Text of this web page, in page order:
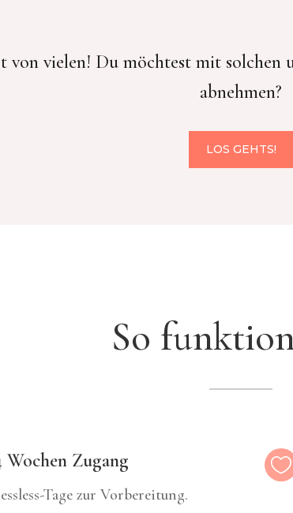
von vielen! Du möchtest mit
abnehmen?
LOS GEHTS!
So
Zugang
Tage zur Vorbereitung.
